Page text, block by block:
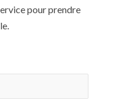
pour prendre